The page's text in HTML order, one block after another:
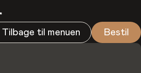
Tilbage til menuen Bestil